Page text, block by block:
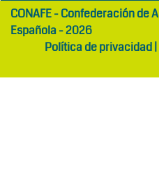
girls
abaya
maltepe
otelCONAFE - Confederación de
Española - 2026
Política de privacidad|